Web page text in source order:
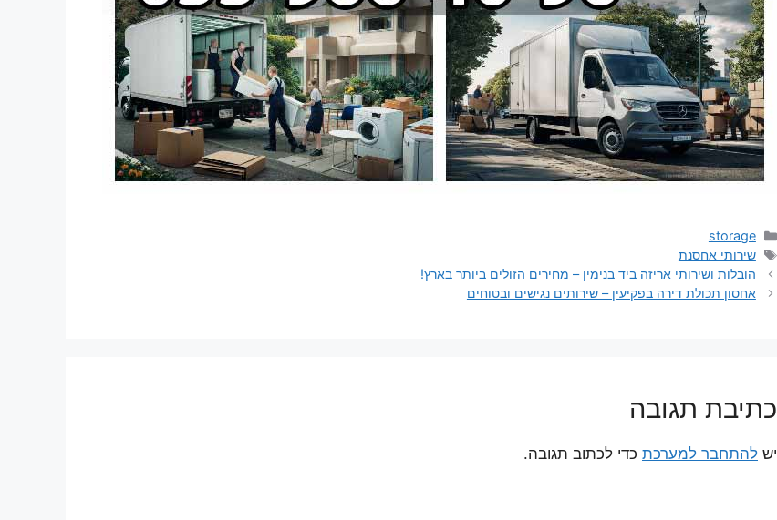
קטגוריות
storage
תגיות
שירותי אחסנת
הובלות ושירותי אריזה ביד בנימין – מחירים הזולים ביותר בארץ!
אחסון תכולת דירה בפקיעין – שירותים נגישים ובטוחים
כתיבת תגובה
יש להתחבר למערכת כדי לכתוב תגובה.